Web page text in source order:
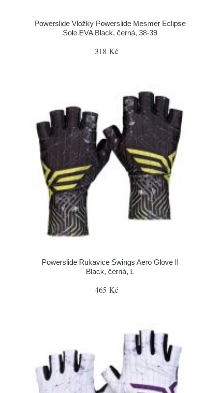
Powerslide Vložky Powerslide Mesmer Eclipse
Sole EVA Black, černá, 38-39
318 Kč
Powerslide Rukavice Swings Aero Glove II
Black, černá, L
465 Kč